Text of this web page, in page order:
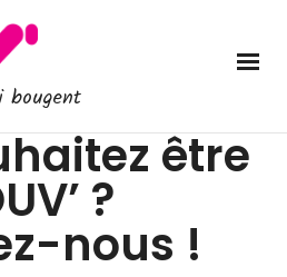
bougent
être
?
nous !